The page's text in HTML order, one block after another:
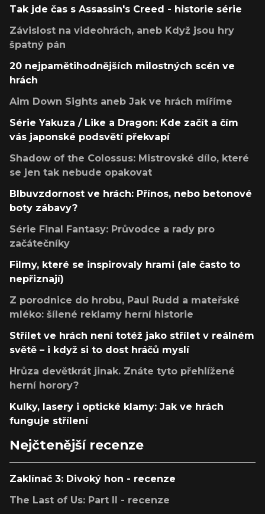
Tak jde čas s Assassin's Creed - historie série
Závislost na videohrách, aneb Když jsou hry
špatný pán
20 nejpamětihodnějších milostných scén ve
hrách
Aim Down Sights aneb Jak ve hrách míříme
Série Yakuza / Like a Dragon: Kde začít a čím
vás japonské podsvětí překvapí
Shadow of the Colossus: Mistrovské dílo, které
se jen tak nebude opakovat
Blbuvzdornost ve hrách: Přínos, nebo betonové
boty zábavy?
Série Final Fantasy: Průvodce a rady pro
začátečníky
Filmy, které se inspirovaly hrami (ale často to
nepřiznají)
Z porodnice do hrobu, Paul Rudd a mateřské
mléko: šílené reklamy herní historie
Střílet ve hrách není totéž jako střílet v reálném
světě – i když si to dost hráčů myslí
Hrůza devětkrát jinak. Znáte tyto přehlížené
herní horory?
Kulky, lasery i optické klamy: Jak ve hrách
funguje střílení
Nejčtenější recenze
Zaklínač 3: Divoký hon - recenze
The Last of Us: Part II - recenze